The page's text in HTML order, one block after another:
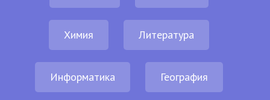
Химия Литература
Информатика География